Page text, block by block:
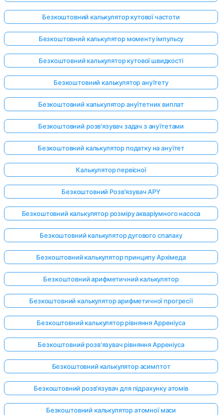
Безкоштовний калькулятор кутової частоти
Безкоштовний калькулятор моменту імпульсу
Безкоштовний калькулятор кутової швидкості
Безкоштовний калькулятор ануїтету
Безкоштовний калькулятор ануїтетних виплат
Безкоштовний розв'язувач задач з ануїтетами
Безкоштовний калькулятор податку на ануїтет
Калькулятор первісної
Безкоштовний Розв'язувач APY
Безкоштовний калькулятор розміру акваріумного насоса
Безкоштовний калькулятор дугового спалаху
Безкоштовний калькулятор принципу Архімеда
Безкоштовний арифметичний калькулятор
Безкоштовний калькулятор арифметичної прогресії
Безкоштовний калькулятор рівняння Арреніуса
Безкоштовний розв'язувач рівняння Арреніуса
Безкоштовний калькулятор асимптот
Безкоштовний розв'язувач для підрахунку атомів
Безкоштовний калькулятор атомної маси